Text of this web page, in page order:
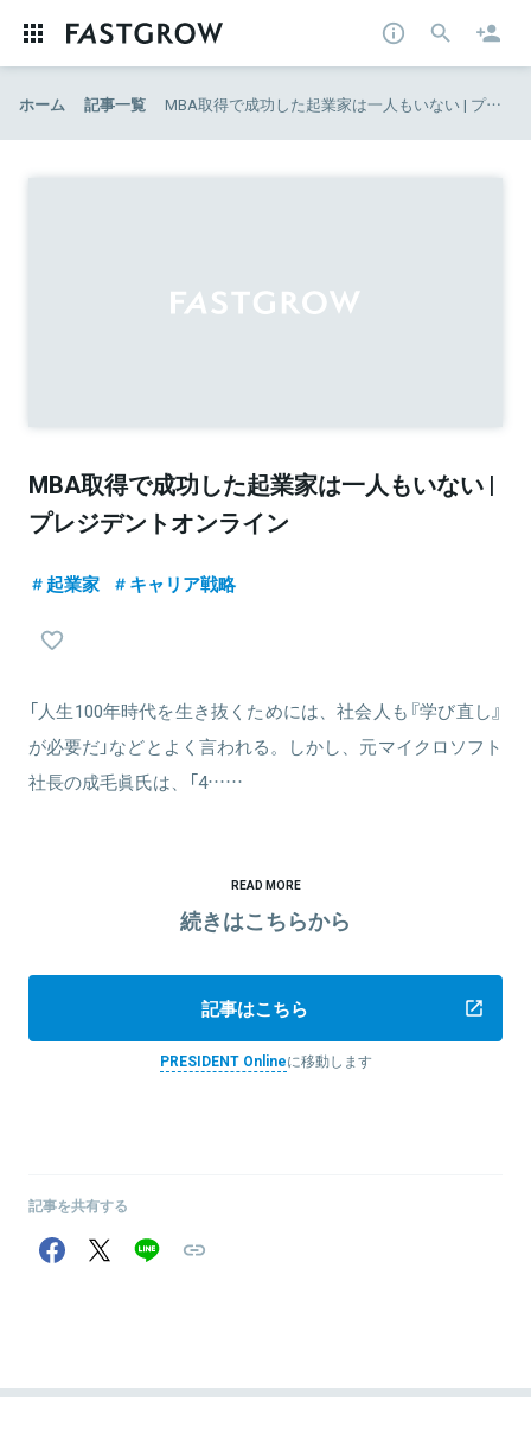
ホーム 記事一覧 MBA取得で成功した起業家は一人もいない | プレジデントオンライン
MBA取得で成功した起業家は一人もいない |
プレジデントオンライン
起業家 キャリア戦略
「人生100年時代を生き抜くためには、社会人も『学び直し』
が必要だ」などとよく言われる。しかし、元マイクロソフト
社長の成毛眞氏は、「4……
READ MORE
続きはこちらから
記事はこちら
PRESIDENT Onlineに移動します
記事を共有する